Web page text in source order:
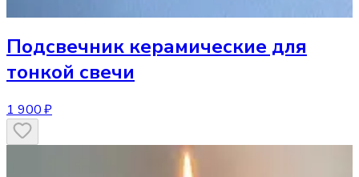
Подсвечник керамические для
тонкой свечи
1 900 ₽